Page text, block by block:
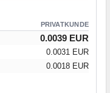
PRIVATKUNDE
0.0039 EUR
0.0031 EUR
0.0018 EUR